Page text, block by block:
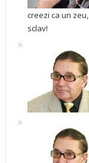
creezi ca un
sclav!